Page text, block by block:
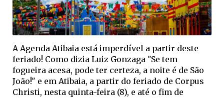
A Agenda Atibaia está imperdível a partir deste
feriado! Como dizia Luiz Gonzaga "Se tem
fogueira acesa, pode ter certeza, a noite é de São
João!" e em Atibaia, a partir do feriado de Corpus
Christi, nesta quinta-feira (8), e até o fim de